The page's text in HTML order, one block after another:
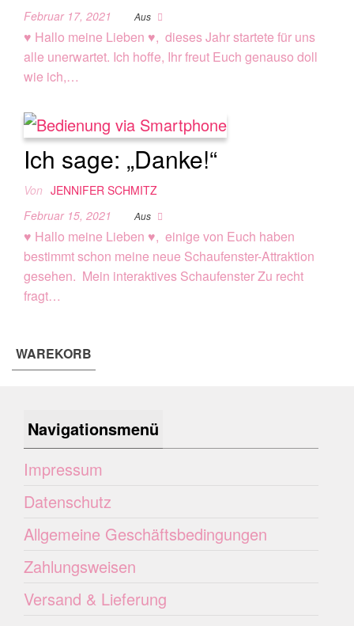
Februar 17, 2021
Aus
♥ Hallo meine Lieben ♥, dieses Jahr startete für uns
alle unerwartet. Ich hoffe, Ihr freut Euch genauso doll
wie ich,…
Ich sage: „Danke!“
Von JENNIFER SCHMITZ
Februar 15, 2021
Aus
♥ Hallo meine Lieben ♥, einige von Euch haben
bestimmt schon meine neue Schaufenster-Attraktion
gesehen. Mein interaktives Schaufenster Zu recht
fragt…
WAREKORB
Navigationsmenü
Impressum
Datenschutz
Allgemeine Geschäftsbedingungen
Zahlungsweisen
Versand & Lieferung